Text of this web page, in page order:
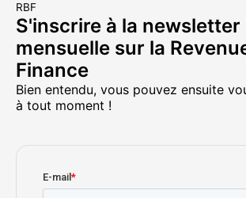
RBF
S'inscrire à la newsletter
mensuelle sur la
Finance
Bien entendu, vous pouvez ensuite
à tout moment !